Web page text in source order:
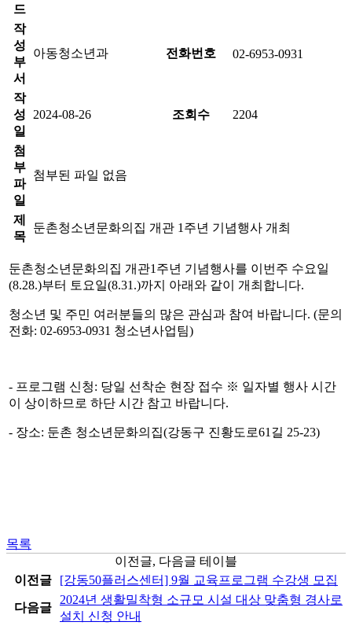
드
작
성
부
서
아동청소년과 전화번호 02-6953-0931
작
성
일
2024-08-26 조회수 2204
첨
부
파
일
첨부된 파일 없음
제
목
둔촌청소년문화의집 개관 1주년 기념행사 개최
둔촌청소년문화의집 개관1주년 기념행사를 이번주 수요일
(8.28.)부터 토요일(8.31.)까지 아래와 같이 개최합니다.
청소년 및 주민 여러분들의 많은 관심과 참여 바랍니다. (문의
전화: 02-6953-0931 청소년사업팀)
- 프로그램 신청: 당일 선착순 현장 접수 ※ 일자별 행사 시간
이 상이하므로 하단 시간 참고 바랍니다.
- 장소: 둔촌 청소년문화의집(강동구 진황도로61길 25-23)
목록
이전글, 다음글 테이블
이전글
[강동50플러스센터] 9월 교육프로그램 수강생 모집
다음글
2024년 생활밀착형 소규모 시설 대상 맞춤형 경사로
설치 신청 안내